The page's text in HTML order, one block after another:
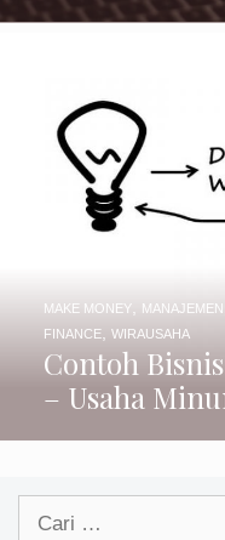
Contoh
– Usaha
MAKE MONEY, MANAJEMEN
FINANCE, WIRAUSAHA
Cari